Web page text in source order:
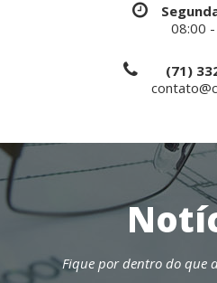
08:00
(71)
Fique por dentro do que